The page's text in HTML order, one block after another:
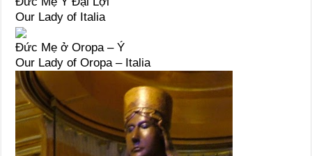
Our Lady of Italia
Đức Mẹ ở Oropa – Ý
Our Lady of Oropa – Italia